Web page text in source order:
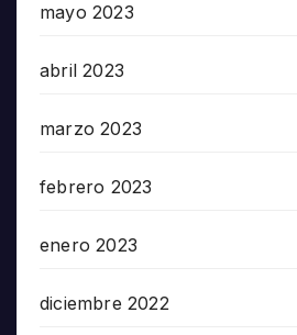
mayo 2023
abril 2023
marzo 2023
febrero 2023
enero 2023
diciembre 2022